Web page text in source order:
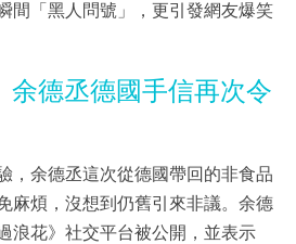
間「黑人問號」，更引發網友爆笑
余德丞德國手信再次令
，余德丞這次從德國帶回的非食品
麻煩，沒想到仍舊引來非議。余德
浪花》社交平台被公開，並表示